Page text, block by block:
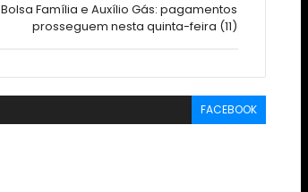
Bolsa Família e Auxílio Gás: pagamentos
prosseguem nesta quinta-feira (11)
FACEBOOK